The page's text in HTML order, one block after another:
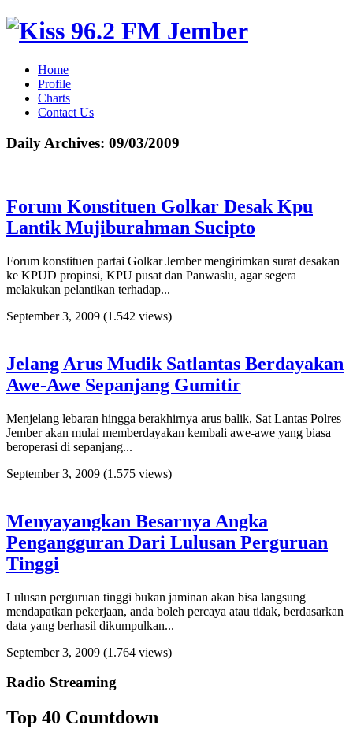
Home
Profile
Charts
Contact Us
Daily Archives: 09/03/2009
Forum Konstituen Golkar Desak Kpu
Lantik Mujiburahman Sucipto
Forum konstituen partai Golkar Jember mengirimkan surat desakan
ke KPUD propinsi, KPU pusat dan Panwaslu, agar segera
melakukan pelantikan terhadap...
September 3, 2009 (1.542 views)
Jelang Arus Mudik Satlantas Berdayakan
Awe-Awe Sepanjang Gumitir
Menjelang lebaran hingga berakhirnya arus balik, Sat Lantas Polres
Jember akan mulai memberdayakan kembali awe-awe yang biasa
beroperasi di sepanjang...
September 3, 2009 (1.575 views)
Menyayangkan Besarnya Angka
Pengangguran Dari Lulusan Perguruan
Tinggi
Lulusan perguruan tinggi bukan jaminan akan bisa langsung
mendapatkan pekerjaan, anda boleh percaya atau tidak, berdasarkan
data yang berhasil dikumpulkan...
September 3, 2009 (1.764 views)
Radio Streaming
Top 40 Countdown